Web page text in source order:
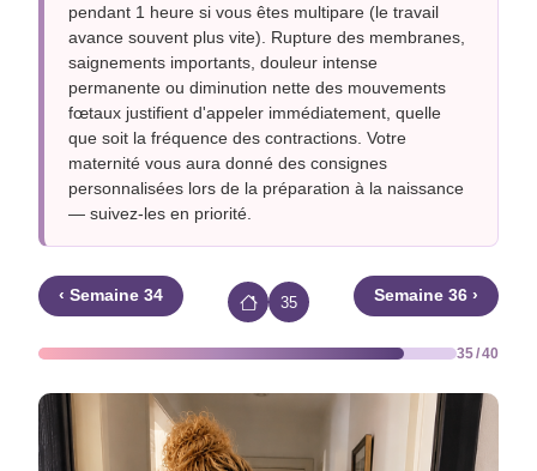
pendant 1 heure si vous êtes multipare (le travail
avance souvent plus vite). Rupture des membranes,
saignements importants, douleur intense
permanente ou diminution nette des mouvements
fœtaux justifient d'appeler immédiatement, quelle
que soit la fréquence des contractions. Votre
maternité vous aura donné des consignes
personnalisées lors de la préparation à la naissance
— suivez-les en priorité.
‹ Semaine 34 35 Semaine 36 ›
35 / 40